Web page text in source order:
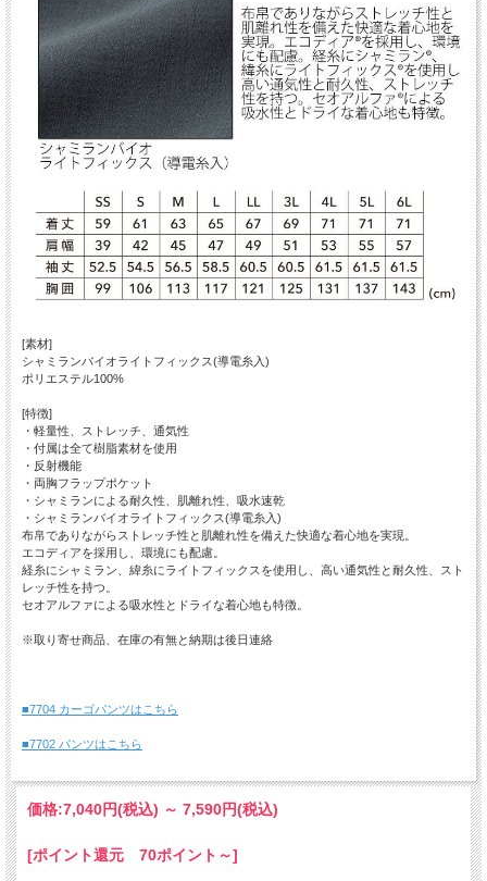
[素材]
シャミランバイオライトフィックス(導電糸入)
ポリエステル100%
[特徴]
・軽量性、ストレッチ、通気性
・付属は全て樹脂素材を使用
・反射機能
・両胸フラップポケット
・シャミランによる耐久性、肌離れ性、吸水速乾
・シャミランバイオライトフィックス(導電糸入)
布帛でありながらストレッチ性と肌離れ性を備えた快適な着心地を実現。
エコディアを採用し、環境にも配慮。
経糸にシャミラン、緯糸にライトフィックスを使用し、高い通気性と耐久性、スト
レッチ性を持つ。
セオアルファによる吸水性とドライな着心地も特徴。
※取り寄せ商品、在庫の有無と納期は後日連絡
■7704 カーゴパンツはこちら
■7702 パンツはこちら
価格:7,040円(税込) ～ 7,590円(税込)
[ポイント還元 70ポイント～]